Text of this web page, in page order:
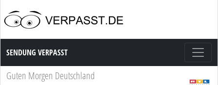
Sendung Verpasst
SENDUNG VERPASST
Guten Morgen Deutschland